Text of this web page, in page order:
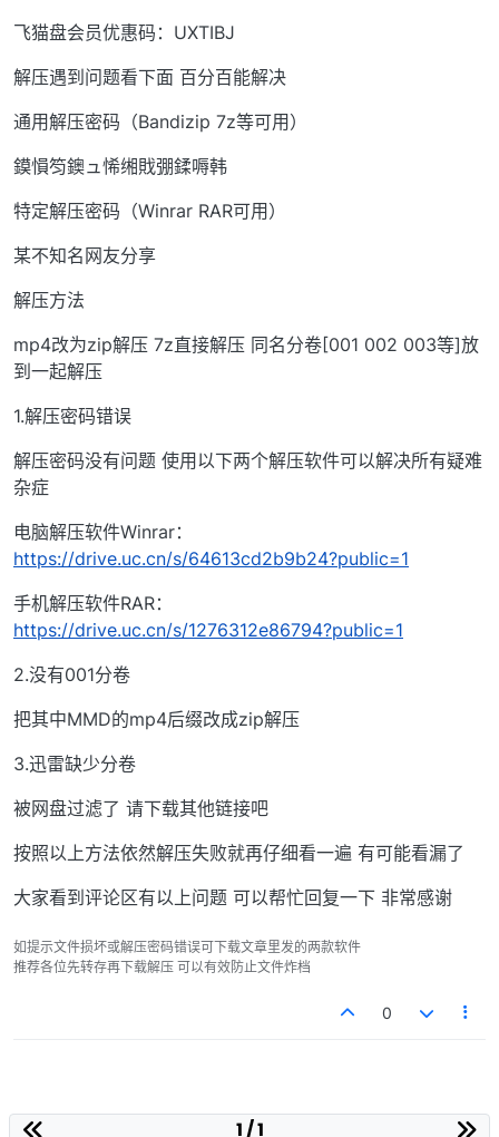
飞猫盘会员优惠码：UXTIBJ
解压遇到问题看下面 百分百能解决
通用解压密码（Bandizip 7z等可用）
鏌愪笉鐭ュ悕缃戝弸鍒嗕韩
特定解压密码（Winrar RAR可用）
某不知名网友分享
解压方法
mp4改为zip解压 7z直接解压 同名分卷[001 002 003等]放
到一起解压
1.解压密码错误
解压密码没有问题 使用以下两个解压软件可以解决所有疑难
杂症
电脑解压软件Winrar：
https://drive.uc.cn/s/64613cd2b9b24?public=1
手机解压软件RAR：
https://drive.uc.cn/s/1276312e86794?public=1
2.没有001分卷
把其中MMD的mp4后缀改成zip解压
3.迅雷缺少分卷
被网盘过滤了 请下载其他链接吧
按照以上方法依然解压失败就再仔细看一遍 有可能看漏了
大家看到评论区有以上问题 可以帮忙回复一下 非常感谢
如提示文件损坏或解压密码错误可下载文章里发的两款软件
推荐各位先转存再下载解压 可以有效防止文件炸档
0
1 / 1